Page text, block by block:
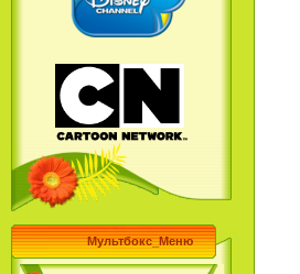
Мультбокс_Меню